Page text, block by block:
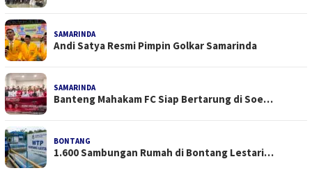
SAMARINDA
Andi Satya Resmi Pimpin Golkar Samarinda
SAMARINDA
Banteng Mahakam FC Siap Bertarung di Soe…
BONTANG
1.600 Sambungan Rumah di Bontang Lestari…